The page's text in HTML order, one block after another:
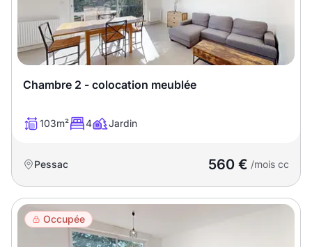
Chambre 2 - colocation meublée
103m² 4 Jardin
Pessac 560 € /mois cc
Occupée